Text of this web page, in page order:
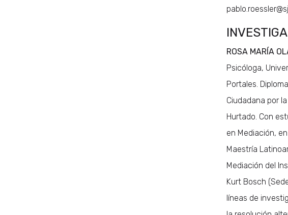
ROSA MARÍA
Psicóloga,
Portales.
Ciudadana por
Hurtado. Con
en Mediación,
Maestría
Mediación del
Kurt Bosch
líneas de